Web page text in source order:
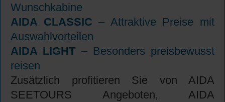
Wunschkabine
AIDA CLASSIC – Attraktive Preise mit
Auswahlvorteilen
AIDA LIGHT – Besonders preisbewusst
reisen
Zusätzlich profitieren Sie von AIDA
SEETOURS Angeboten, AIDA